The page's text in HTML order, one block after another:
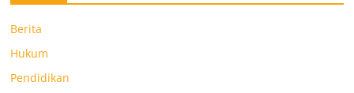
Berita
Hukum
Pendidikan